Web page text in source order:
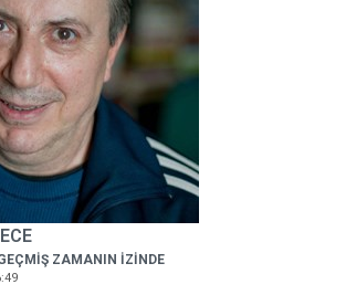
ZAMANIN İZİNDE